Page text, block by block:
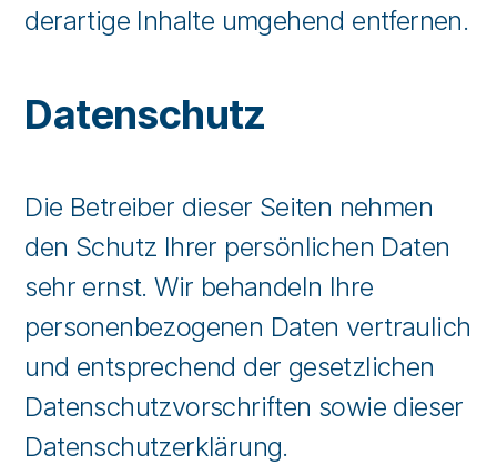
derartige Inhalte umgehend entfernen.
Datenschutz
Die Betreiber dieser Seiten nehmen
den Schutz Ihrer persönlichen Daten
sehr ernst. Wir behandeln Ihre
personenbezogenen Daten vertraulich
und entsprechend der gesetzlichen
Datenschutzvorschriften sowie dieser
Datenschutzerklärung.